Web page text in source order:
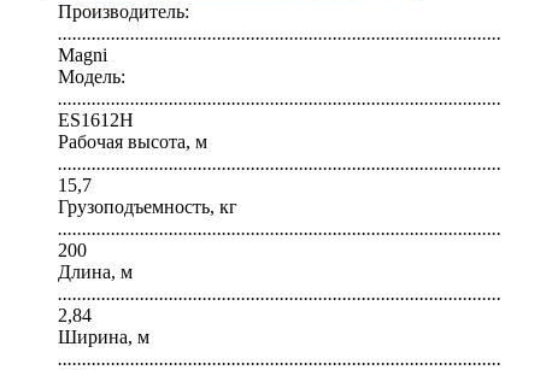
Производитель:
............................................................................................
Magni
Модель:
............................................................................................
ES1612H
Рабочая высота, м
............................................................................................
15,7
Грузоподъемность, кг
............................................................................................
200
Длина, м
............................................................................................
2,84
Ширина, м
............................................................................................